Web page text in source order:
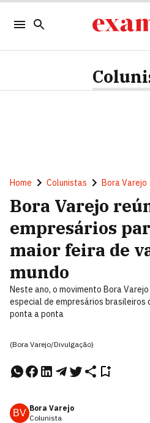
Home Colunistas Bora Varejo
Bora Varejo
empresários
maior feira de
mundo
Neste ano, o movimento Bora
especial de empresários brasileiros
ponta a ponta
(Bora Varejo/Divulgação)
BV Bora Varejo
Colunista